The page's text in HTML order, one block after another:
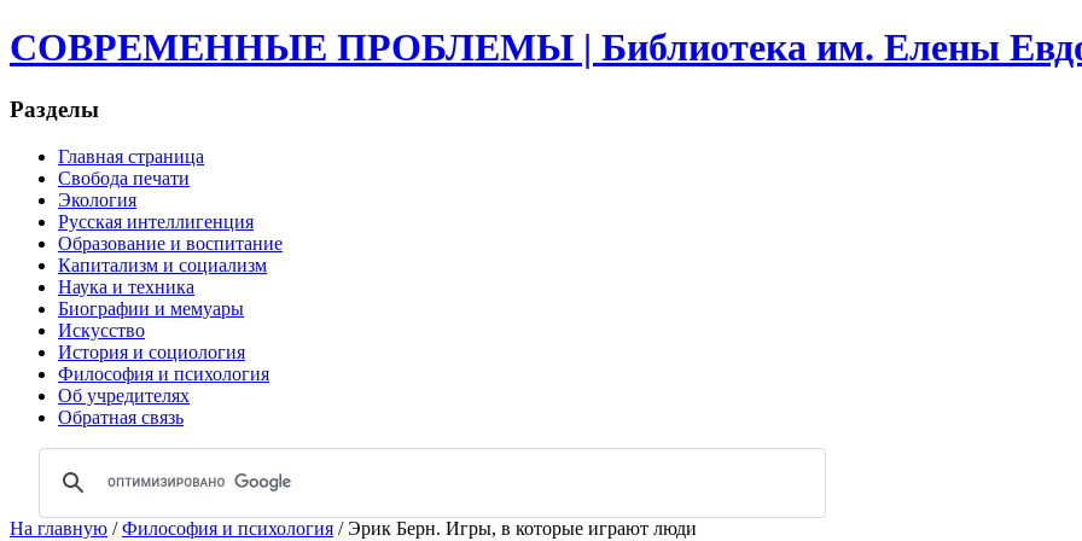
СОВРЕМЕННЫЕ ПРОБЛЕМЫ | Библиотека им. Елены
Разделы
Главная страница
Свобода печати
Экология
Русская интеллигенция
Образование и воспитание
Капитализм и социализм
Наука и техника
Биографии и мемуары
Искусство
История и социология
Философия и психология
Об учредителях
Обратная связь
На главную /Философия и психология / Эрик Берн. Игры, в которые играют люди